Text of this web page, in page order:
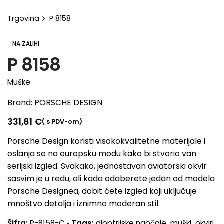
Trgovina P 8158
NA ZALIHI
P 8158
Muške
Brand: PORSCHE DESIGN
331,81 €( s PDV-om)
Porsche Design koristi visokokvalitetne materijale i
oslanja se na europsku modu kako bi stvorio van
serijski izgled. Svakako, jednostavan aviatorski okvir
sasvim je u redu, ali kada odaberete jedan od modela
Porsche Designea, dobit ćete izgled koji uključuje
mnoštvo detalja i iznimno moderan stil.